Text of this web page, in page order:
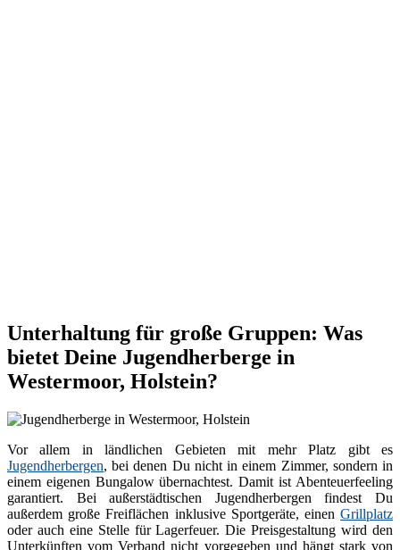
Unterhaltung für große Gruppen: Was
bietet Deine Jugendherberge in
Westermoor, Holstein?
Vor allem in ländlichen Gebieten mit mehr Platz gibt es
Jugendherbergen, bei denen Du nicht in einem Zimmer, sondern in
einem eigenen Bungalow übernachtest. Damit ist Abenteuerfeeling
garantiert. Bei außerstädtischen Jugendherbergen findest Du
außerdem große Freiflächen inklusive Sportgeräte, einen Grillplatz
oder auch eine Stelle für Lagerfeuer. Die Preisgestaltung wird den
Unterkünften vom Verband nicht vorgegeben und hängt stark von